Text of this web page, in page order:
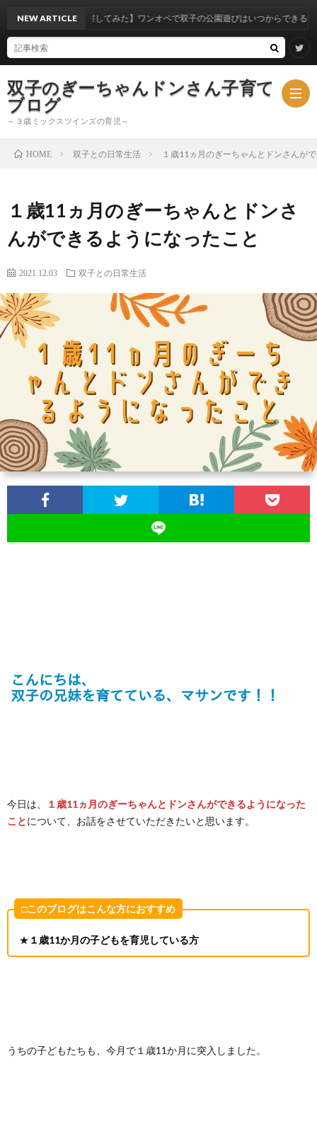
双子のぎーちゃんドンさん子育て
ブログ
～３歳ミックスツインズの育児～
ス
ン
ズ
の
NEW ARTICLE
験から考察してみた】ワンオペで双子の公園遊びはいつからできるのか？
HOME 双子との日常生活 １歳11ヵ月のぎーちゃんとドンさんが
１歳11ヵ月のぎーちゃんとドンさ
んができるようになったこと
2021.12.03 双子との日常生活
今日は、
１歳11ヵ月のぎーちゃんとドンさんができるようになった
ことについて、お話をさせていただきたいと思います。
□このブログはこんな方におすすめ
★ １歳11か月の子どもを育児している方
うちの子どもたちも、今月で１歳11か月に突入しました。